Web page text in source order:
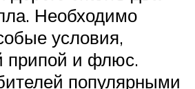
Необходимо
условия,
припой и флюс.
популярными